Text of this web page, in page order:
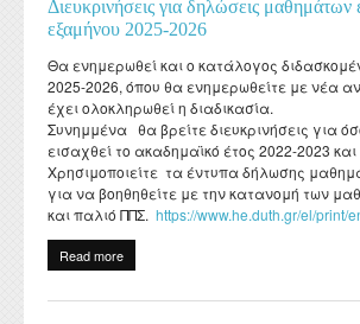
Διάρκεια φοίτησης
Τοπική Ιστορία, Πολιτισμός και Προστασία της
Αρχιτεκτονικής Κληρονομιάς: Διεπιστημονικές
Προσεγγίσεις και Ψηφιακές Εφαρμογές
Πολιτισμικές Σπουδές: Νέος Ελληνισμός και
Σύμβουλος σπουδών
ΔΟΑΤΑΠ
Laboratory of Modern and Contemporary
Laboratory of Byzantine and Post-Byzantine
Laboratory of Technology, Research, and
Education
Healthcare
Student Counselling and Accessibility Service
Σύλλογος αποφοίτων
Departmental activities
Regulations for Undergraduate Dissertations
Regulations for Doctoral Studies
Regulations for Postdoctoral Research
Library Regulations
Διευκρινήσεις για δηλώσεις μαθημάτων
εξαμήνου 2025-2026
Θα ενημερωθεί και ο κατάλογος
2025-2026, όπου θα ενημερωθείτε με νέα
έχει ολοκληρωθεί η διαδικασία.
Συνημμένα θα βρείτε διευκρινήσεις για
εισαχθεί το ακαδημαϊκό έτος 2022-2023
Χρησιμοποιείτε τα έντυπα δήλωσης
για να βοηθηθείτε με την κατανομή των
και παλιό ΠΠΣ. https://www.he.duth.gr/el/print/
Read more